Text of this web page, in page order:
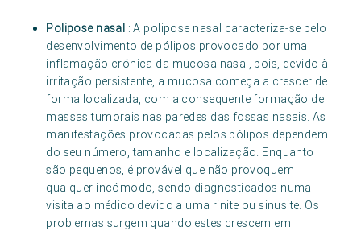
Polipose nasal : A polipose nasal caracteriza-se pelo
desenvolvimento de pólipos provocado por uma
inflamação crónica da mucosa nasal, pois, devido à
irritação persistente, a mucosa começa a crescer de
forma localizada, com a consequente formação de
massas tumorais nas paredes das fossas nasais. As
manifestações provocadas pelos pólipos dependem
do seu número, tamanho e localização. Enquanto
são pequenos, é provável que não provoquem
qualquer incómodo, sendo diagnosticados numa
visita ao médico devido a uma rinite ou sinusite. Os
problemas surgem quando estes crescem em